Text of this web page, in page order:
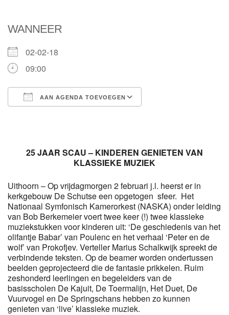
WANNEER
02-02-18
09:00
AAN AGENDA TOEVOEGEN
25 JAAR SCAU – KINDEREN GENIETEN VAN
KLASSIEKE MUZIEK
Uithoorn – Op vrijdagmorgen 2 februari j.l. heerst er in
kerkgebouw De Schutse een opgetogen sfeer. Het
Nationaal Symfonisch Kamerorkest (NASKA) onder leiding
van Bob Berkemeier voert twee keer (!) twee klassieke
muziekstukken voor kinderen uit: ‘De geschiedenis van het
olifantje Babar’ van Poulenc en het verhaal ‘Peter en de
wolf’ van Prokofjev. Verteller Marius Schalkwijk spreekt de
verbindende teksten. Op de beamer worden ondertussen
beelden geprojecteerd die de fantasie prikkelen. Ruim
zeshonderd leerlingen en begeleiders van de
basisscholen De Kajuit, De Toermalijn, Het Duet, De
Vuurvogel en De Springschans hebben zo kunnen
genieten van ‘live’ klassieke muziek.